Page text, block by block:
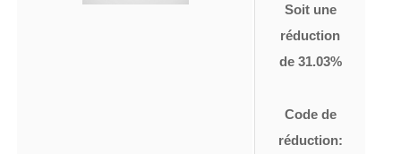
Soit une
réduction
de 31.03%
Code de
réduction: